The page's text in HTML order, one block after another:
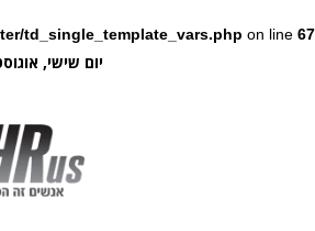
td_single_template_vars.php on line 67
יום שישי, אוגוסט 7,